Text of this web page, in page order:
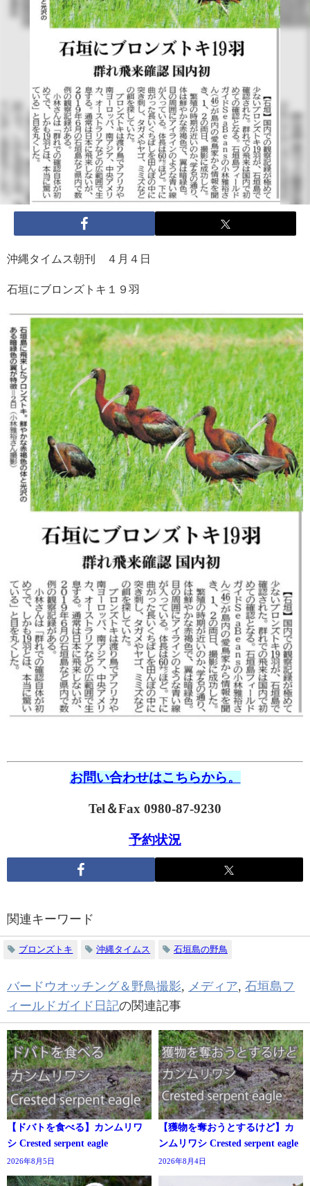
沖縄タイムス朝刊 ４月４日
石垣にブロンズトキ１９羽
お問い合わせはこちらから。
Tel＆Fax 0980-87-9230
予約状況
関連キーワード
ブロンズトキ 沖縄タイムス 石垣島の野鳥
バードウオッチング＆野鳥撮影, メディア, 石垣島フ
ィールドガイド日記の関連記事
【ドバトを食べる】カンムリワ
シ Crested serpent eagle
2026年8月5日
【獲物を奪おうとするけど】カ
ンムリワシ Crested serpent eagle
2026年8月4日